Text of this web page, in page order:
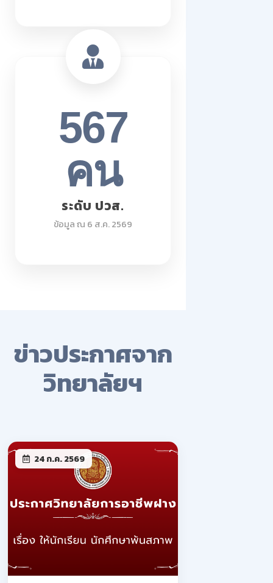
567
คน
ระดับ ปวส.
ข้อมูล ณ 6 ส.ค. 2569
ข่าวประกาศจาก
วิทยาลัยฯ
24 ก.ค. 2569